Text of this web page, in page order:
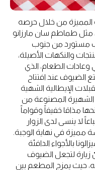
المميزة من خلال حرصه
مثل طماطم سان مارزانو
مستورد من جنوب
والنكهات الأصيلة،
وعادات الطعام، الذي
الضيوف عند افتتاح
الإيطالية الشهية
الشهيرة المصنوعة من
48 ساعة، ما يمنحها مذاقا خفيفاً وقواماً
لا ينسى لدى الزوار
مميزة في نهاية الوجبة.
بالأجواء الدافئة
زيارة لتجعل الضيوف
حيث يمزج المطعم بين